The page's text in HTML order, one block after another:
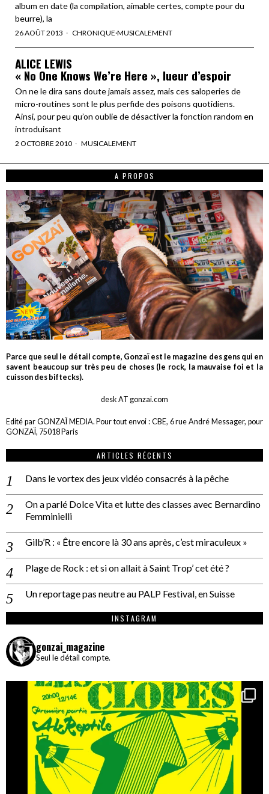
album en date (la compilation, aimable certes, compte pour du
beurre), la
26 AOÛT 2013 CHRONIQUE·MUSICALEMENT
ALICE LEWIS
« No One Knows We’re Here », lueur d’espoir
On ne le dira sans doute jamais assez, mais ces saloperies de
micro-routines sont le plus perfide des poisons quotidiens.
Ainsi, pour peu qu’on oublie de désactiver la fonction random en
introduisant
2 OCTOBRE 2010 MUSICALEMENT
A PROPOS
Parce que seul le détail compte, Gonzaï est le magazine des gens qui en
savent beaucoup sur très peu de choses (le rock, la mauvaise foi et la
cuisson des biftecks).
desk AT gonzai.com
Edité par GONZAÏ MEDIA. Pour tout envoi : CBE, 6 rue André Messager, pour
GONZAÏ, 75018 Paris
ARTICLES RÉCENTS
Dans le vortex des jeux vidéo consacrés à la pêche
On a parlé Dolce Vita et lutte des classes avec Bernardino
Femminielli
Gilb’R : « Être encore là 30 ans après, c’est miraculeux »
Plage de Rock : et si on allait à Saint Trop’ cet été ?
Un reportage pas neutre au PALP Festival, en Suisse
INSTAGRAM
gonzai_magazine
Seul le détail compte.